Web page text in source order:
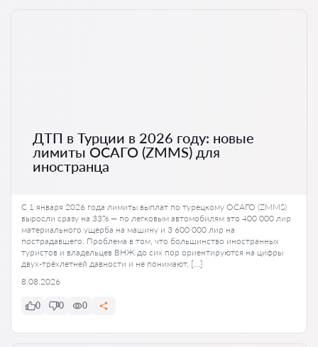
ДТП в Турции в 2026 году: новые
лимиты ОСАГО (ZMMS) для
иностранца
С 1 января 2026 года лимиты выплат по турецкому ОСАГО (ZMMS)
выросли сразу на 33% — по легковым автомобилям это 400 000 лир
материального ущерба на машину и 3 600 000 лир на
пострадавшего. Проблема в том, что большинство иностранных
туристов и владельцев ВНЖ до сих пор ориентируются на цифры
двух-трёхлетней давности и не понимают, […]
8.08.2026
0 0 0